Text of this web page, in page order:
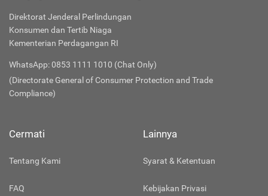
Direktorat Jenderal Perlindungan
Konsumen dan Tertib Niaga
Kementerian Perdagangan RI
WhatsApp: 0853 1111 1010 (Chat Only)
(Directorate General of Consumer Protection and Trade
Compliance)
Cermati
Tentang Kami
FAQ
Lainnya
Syarat & Ketentuan
Kebijakan Privasi